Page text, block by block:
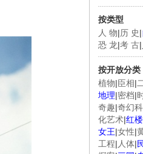
按类型
人 物|历 史|
恐 龙|考 古|
按开放分类
植物|臣相|
地理|密档|
奇趣|奇幻
化艺术|红
女王|女性|
工程| 人体|